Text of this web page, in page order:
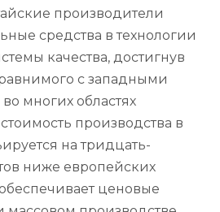
производители
средства в технологии
качества, достигнув
с западными
многих областях
производства в
на тридцать-
ниже европейских
ценовые